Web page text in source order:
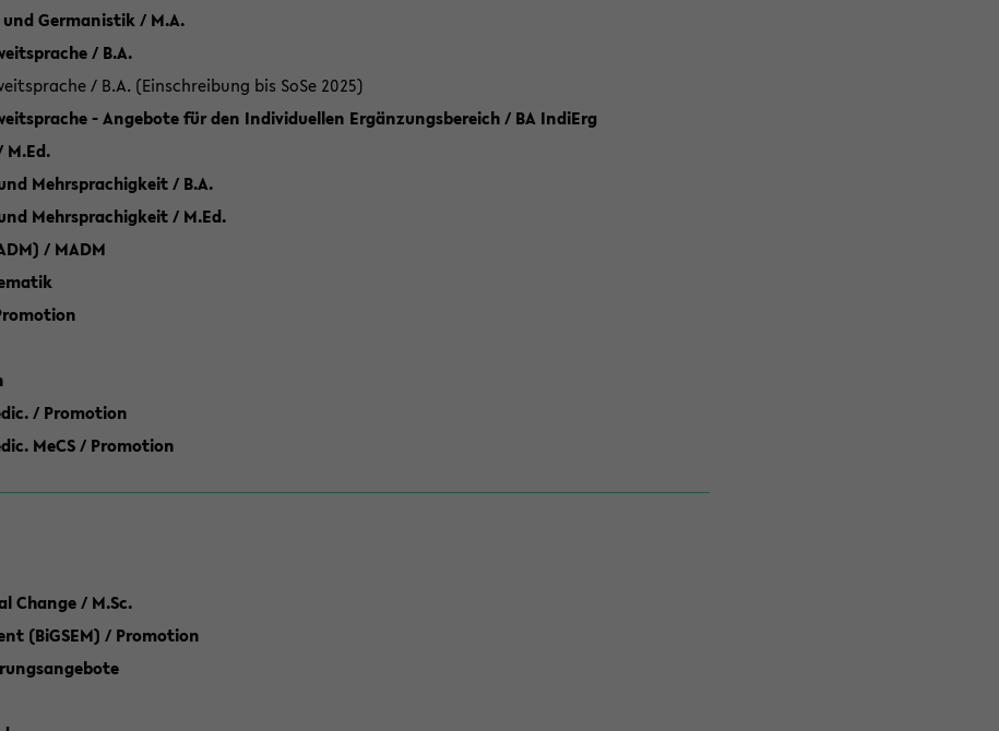
Germanistik / M.A.
/ B.A.
/ B.A. (Einschreibung bis SoSe 2025)
- Angebote für den Individuellen Ergänzungsbereich / BA IndiErg
M.Ed.
Mehrsprachigkeit / B.A.
Mehrsprachigkeit / M.Ed.
/ MADM
/ Promotion
MeCS / Promotion
Change / M.Sc.
(BiGSEM) / Promotion